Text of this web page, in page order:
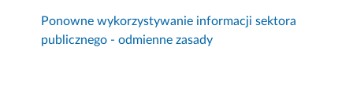
Ponowne wykorzystywanie informacji sektora
publicznego - odmienne zasady